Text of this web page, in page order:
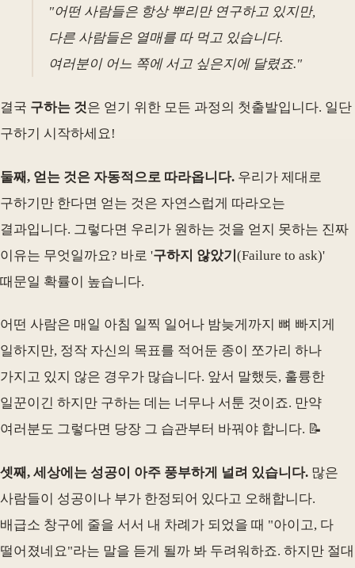
"어떤 사람들은 항상 뿌리만 연구하고 있지만,
다른 사람들은 열매를 따 먹고 있습니다.
여러분이 어느 쪽에 서고 싶은지에 달렸죠."
결국 구하는 것은 얻기 위한 모든 과정의 첫출발입니다. 일단
구하기 시작하세요!
둘째, 얻는 것은 자동적으로 따라옵니다. 우리가 제대로
구하기만 한다면 얻는 것은 자연스럽게 따라오는
결과입니다. 그렇다면 우리가 원하는 것을 얻지 못하는 진짜
이유는 무엇일까요? 바로 '구하지 않았기 (Failure to ask)'
때문일 확률이 높습니다.
어떤 사람은 매일 아침 일찍 일어나 밤늦게까지 뼈 빠지게
일하지만, 정작 자신의 목표를 적어둔 종이 쪼가리 하나
가지고 있지 않은 경우가 많습니다. 앞서 말했듯, 훌륭한
일꾼이긴 하지만 구하는 데는 너무나 서툰 것이죠. 만약
여러분도 그렇다면 당장 그 습관부터 바꿔야 합니다. 📝
셋째, 세상에는 성공이 아주 풍부하게 널려 있습니다. 많은
사람들이 성공이나 부가 한정되어 있다고 오해합니다.
배급소 창구에 줄을 서서 내 차례가 되었을 때 "아이고, 다
떨어졌네요"라는 말을 듣게 될까 봐 두려워하죠. 하지만 절대